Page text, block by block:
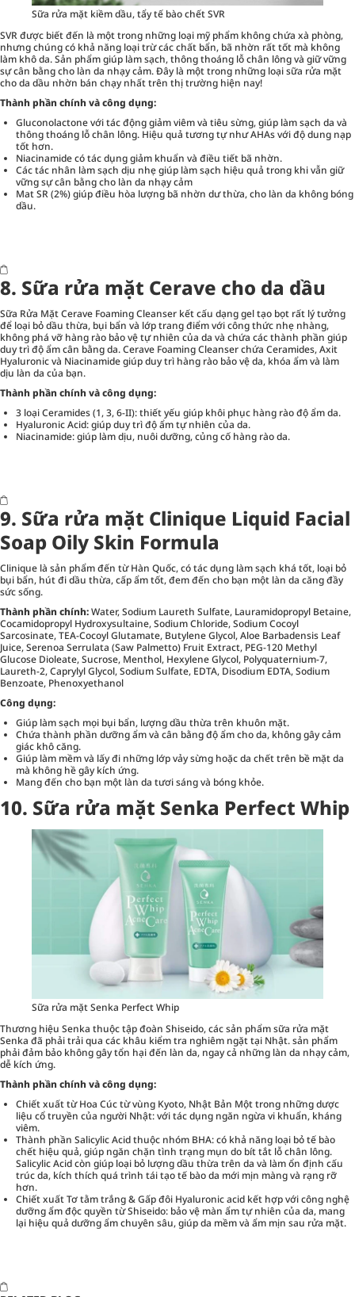
Sữa rửa mặt kiềm dầu, tẩy tế bào chết SVR
SVR được biết đến là một trong những loại mỹ phẩm không chứa xà phòng,
nhưng chúng có khả năng loại trừ các chất bẩn, bã nhờn rất tốt mà không
làm khô da. Sản phẩm giúp làm sạch, thông thoáng lỗ chân lông và giữ vững
sự cân bằng cho làn da nhạy cảm. Đây là một trong những loại sữa rửa mặt
cho da dầu nhờn bán chạy nhất trên thị trường hiện nay!
Thành phần chính và công dụng:
Gluconolactone với tác động giảm viêm và tiêu sừng, giúp làm sạch da và
thông thoáng lỗ chân lông. Hiệu quả tương tự như AHAs với độ dung nạp
tốt hơn.
Niacinamide có tác dụng giảm khuẩn và điều tiết bã nhờn.
Các tác nhân làm sạch dịu nhẹ giúp làm sạch hiệu quả trong khi vẫn giữ
vững sự cân bằng cho làn da nhạy cảm
Mat SR (2%) giúp điều hòa lượng bã nhờn dư thừa, cho làn da không bóng
dầu.
8. Sữa rửa mặt Cerave cho da dầu
Sữa Rửa Mặt Cerave Foaming Cleanser kết cấu dạng gel tạo bọt rất lý tưởng
để loại bỏ dầu thừa, bụi bẩn và lớp trang điểm với công thức nhẹ nhàng,
không phá vỡ hàng rào bảo vệ tự nhiên của da và chứa các thành phần giúp
duy trì độ ẩm cân bằng da. Cerave Foaming Cleanser chứa Ceramides, Axit
Hyaluronic và Niacinamide giúp duy trì hàng rào bảo vệ da, khóa ẩm và làm
dịu làn da của bạn.
Thành phần chính và công dụng:
3 loại Ceramides (1, 3, 6-II): thiết yếu giúp khôi phục hàng rào độ ẩm da.
Hyaluronic Acid: giúp duy trì độ ẩm tự nhiên của da.
Niacinamide: giúp làm dịu, nuôi dưỡng, củng cố hàng rào da.
9. Sữa rửa mặt Clinique Liquid Facial
Soap Oily Skin Formula
Clinique là sản phẩm đến từ Hàn Quốc, có tác dụng làm sạch khá tốt, loại bỏ
bụi bẩn, hút đi dầu thừa, cấp ẩm tốt, đem đến cho bạn một làn da căng đầy
sức sống.
Thành phần chính:Water, Sodium Laureth Sulfate, Lauramidopropyl Betaine,
Cocamidopropyl Hydroxysultaine, Sodium Chloride, Sodium Cocoyl
Sarcosinate, TEA-Cocoyl Glutamate, Butylene Glycol, Aloe Barbadensis Leaf
Juice, Serenoa Serrulata (Saw Palmetto) Fruit Extract, PEG-120 Methyl
Glucose Dioleate, Sucrose, Menthol, Hexylene Glycol, Polyquaternium-7,
Laureth-2, Caprylyl Glycol, Sodium Sulfate, EDTA, Disodium EDTA, Sodium
Benzoate, Phenoxyethanol
Công dụng:
Giúp làm sạch mọi bụi bẩn, lượng dầu thừa trên khuôn mặt.
Chứa thành phần dưỡng ẩm và cân bằng độ ẩm cho da, không gây cảm
giác khô căng.
Giúp làm mềm và lấy đi những lớp vảy sừng hoặc da chết trên bề mặt da
mà không hề gây kích ứng.
Mang đến cho bạn một làn da tươi sáng và bóng khỏe.
10. Sữa rửa mặt Senka Perfect Whip
Sữa rửa mặt Senka Perfect Whip
Thương hiệu Senka thuộc tập đoàn Shiseido, các sản phẩm sữa rửa mặt
Senka đã phải trải qua các khâu kiểm tra nghiêm ngặt tại Nhật. sản phẩm
phải đảm bảo không gây tổn hại đến làn da, ngay cả những làn da nhạy cảm,
dễ kích ứng.
Thành phần chính và công dụng:
Chiết xuất từ Hoa Cúc từ vùng Kyoto, Nhật Bản Một trong những dược
liệu cổ truyền của người Nhật: với tác dụng ngăn ngừa vi khuẩn, kháng
viêm.
Thành phần Salicylic Acid thuộc nhóm BHA: có khả năng loại bỏ tế bào
chết hiệu quả, giúp ngăn chặn tình trạng mụn do bít tắt lỗ chân lông.
Salicylic Acid còn giúp loại bỏ lượng dầu thừa trên da và làm ổn định cấu
trúc da, kích thích quá trình tái tạo tế bào da mới mịn màng và rạng rỡ
hơn.
Chiết xuất Tơ tằm trắng & Gấp đôi Hyaluronic acid kết hợp với công nghệ
dưỡng ẩm độc quyền từ Shiseido: bảo vệ màn ẩm tự nhiên của da, mang
lại hiệu quả dưỡng ẩm chuyên sâu, giúp da mềm và ẩm mịn sau rửa mặt.